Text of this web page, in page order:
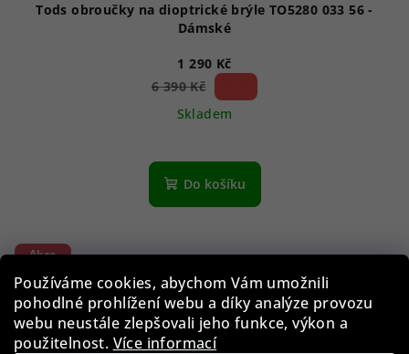
Používáme cookies, abychom Vám umožnili
pohodlné prohlížení webu a díky analýze provozu
webu neustále zlepšovali jeho funkce, výkon a
použitelnost. Více informací
Tods obroučky na dioptrické brýle TO5280 033 56 -
Dámské
1 290 Kč
6 390 Kč
Skladem
Do košíku
Akce